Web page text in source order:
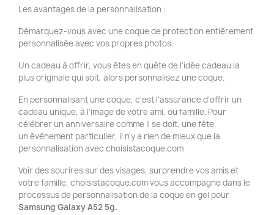
Les avantages de la personnalisation :
Démarquez-vous avec une coque de protection entièrement
personnalisée avec vos propres photos.
Un cadeau à offrir, vous êtes en quête de l'idée cadeau la
plus originale qui soit, alors personnalisez une coque.
En personnalisant une coque, c'est l'assurance d'offrir un
cadeau unique, à l'image de votre ami, ou famille. Pour
célébrer un anniversaire comme il se doit, une fête,
un évènement particulier, il n'y a rien de mieux que la
personnalisation avec choisistacoque.com
Voir des sourires sur des visages, surprendre vos amis et
votre famille, choisistacoque.com vous accompagne dans le
processus de personnalisation de la coque en gel pour
Samsung Galaxy A52 5g.